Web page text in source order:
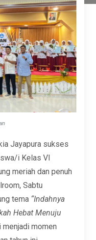
Jayapura sukses
i Kelas VI
meriah dan penuh
Sabtu
tema “Indahnya
Hebat Menuju
menjadi momen